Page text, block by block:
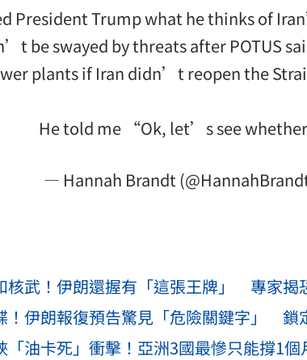
President Trump what he thinks of
be swayed by threats after POTUS
plants if Iran didn’t reopen the
He told me “Ok, let’s see
— Hannah Brandt
核武！伊朗還握有「這張王牌」 專家揭
！伊朗報復預告驚見「危險關鍵字」 鎖
「油卡死」衝擊！亞洲3國最慘只能撐1